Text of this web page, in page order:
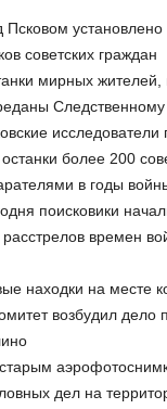
установлено
советских граждан
мирных
Следственному
исследователи
более 200
в годы
поисковики
времен
находки на месте
возбудил дело
дел на